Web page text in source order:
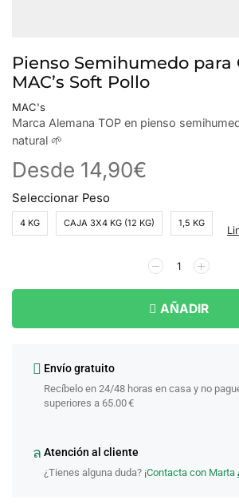
Pienso Semihumedo para
MAC’s Soft Pollo
MAC's
Marca Alemana TOP en pienso
natural 🌱
Desde 14,90€
Seleccionar Peso
4 KG CAJA 3X4 KG (12 KG) 1,5 KG
AÑADIR
Envío gratuito
Recíbelo en 24/48 horas en casa y no
superiores a 65.00 €
Atención al cliente
¿Tienes alguna duda? ¡Contacta con Marta